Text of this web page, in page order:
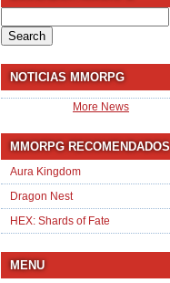
for:
NOTICIAS MMORPG
More News
MMORPG RECOMENDADOS
Aura Kingdom
Dragon Nest
HEX: Shards of Fate
MENU